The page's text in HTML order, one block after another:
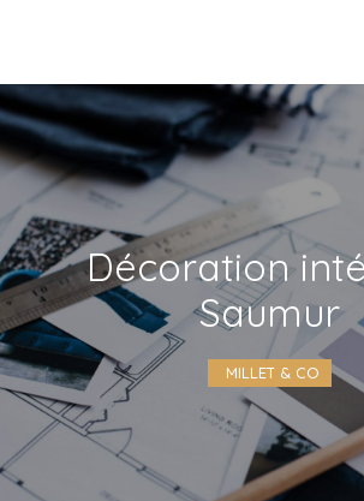
décoration intérieur
Saumur
MILLET & CO